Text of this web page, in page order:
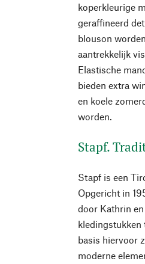
koperkleurige
geraffineerd
blouson
aantrekkelijk
Elastische
bieden extra
en koele
worden.
Stapf.
Stapf is een
Opgericht in
door Kathrin
kledingstukken
basis hiervoor
moderne